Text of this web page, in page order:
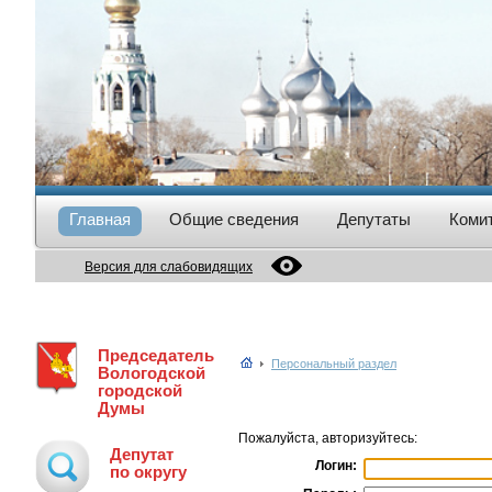
Главная Общие сведения Депутаты
Версия для слабовидящих
Председатель
Вологодской
городской
Думы
Депутат
по округу
Персональный раздел
Пожалуйста, авторизуйтесь:
Логин: